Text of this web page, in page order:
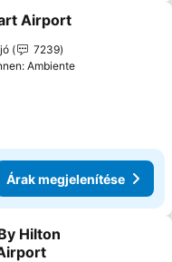
a kedvencekhez
Airport
7239
Ambiente
Árak megjelenítése
a kedvencekhez
Hilton